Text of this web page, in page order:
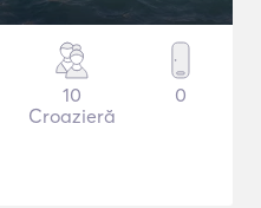
10
Croazieră
0